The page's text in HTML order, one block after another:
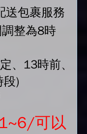
送包裹服務
整為8時
、13時前、
段)
可以